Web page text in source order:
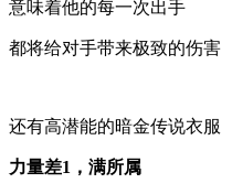
意味着他的每一次出手
都将给对手带来极致的伤害
还有高潜能的暗金传说衣服
力量差1，满所属